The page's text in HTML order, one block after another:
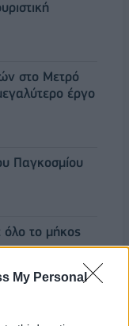
My Personal
στο Μετρό
έργο
Παγκοσμίου
το μήκος